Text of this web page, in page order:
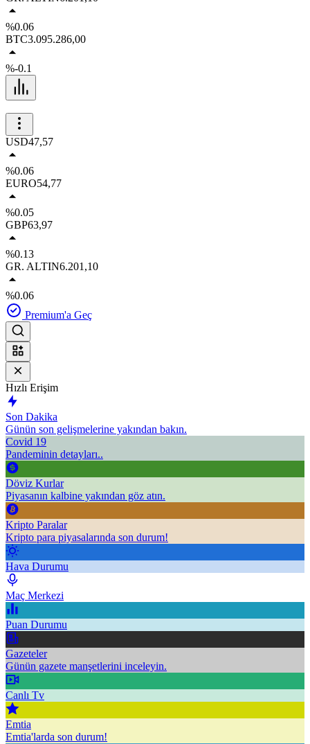
%0.06
BTC3.095.286,00
%-0.1
USD47,57
%0.06
EURO54,77
%0.05
GBP63,97
%0.13
GR. ALTIN6.201,10
%0.06
Premium'a Geç
Hızlı Erişim
Son Dakika
Günün son gelişmelerine yakından bakın.
Covid 19
Pandeminin detayları..
Döviz Kurlar
Piyasanın kalbine yakından göz atın.
Kripto Paralar
Kripto para piyasalarında son durum!
Hava Durumu
Maç Merkezi
Puan Durumu
Gazeteler
Günün gazete manşetlerini inceleyin.
Canlı Tv
Emtia
Emtia'larda son durum!